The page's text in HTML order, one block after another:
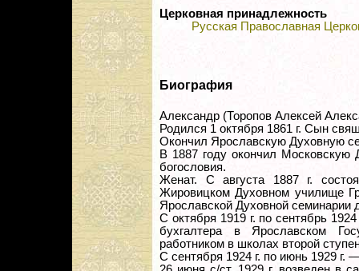
Церковная принадлежность
Русская Православная
Биография
Александр (Торопов Алексей
Родился 1 октября 1861 г. Сын
Окончил Ярославскую Духовную
В 1887 году окончил
богословия.
Женат. С августа 1887 г.
Жировицком Духовном училище
Ярославской Духовной семинарии
С октября 1919 г. по сентябрь
бухгалтера в Ярославском
работником в школах второй
С сентября 1924 г. по июнь 1929 г.